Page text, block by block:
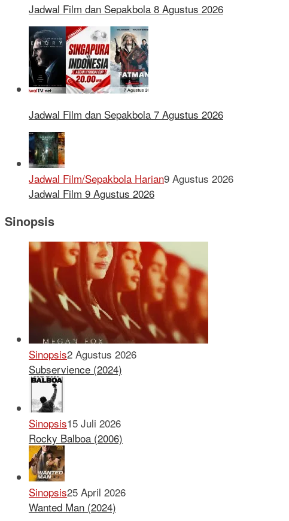
Jadwal Film dan Sepakbola 8 Agustus 2026
Jadwal Film dan Sepakbola 7 Agustus 2026
Jadwal Film/Sepakbola Harian9 Agustus 2026
Jadwal Film 9 Agustus 2026
Sinopsis
Sinopsis2 Agustus 2026
Subservience (2024)
Sinopsis15 Juli 2026
Rocky Balboa (2006)
Sinopsis25 April 2026
Wanted Man (2024)